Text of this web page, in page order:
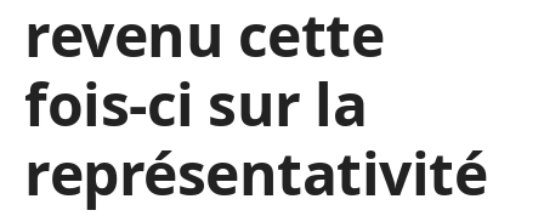
revenu cette
fois-ci sur la
représentativité